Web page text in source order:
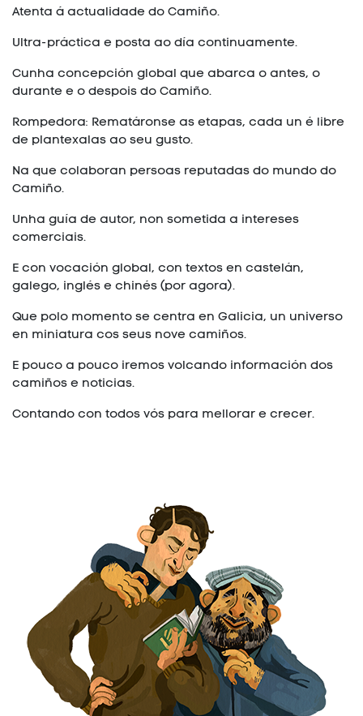
Atenta á actualidade do Camiño.
Ultra-práctica e posta ao día continuamente.
Cunha concepción global que abarca o antes, o
durante e o despois do Camiño.
Rompedora: Rematáronse as etapas, cada un é libre
de plantexalas ao seu gusto.
Na que colaboran persoas reputadas do mundo do
Camiño.
Unha guía de autor, non sometida a intereses
comerciais.
E con vocación global, con textos en castelán,
galego, inglés e chinés (por agora).
Que polo momento se centra en Galicia, un universo
en miniatura cos seus nove camiños.
E pouco a pouco iremos volcando información dos
camiños e noticias.
Contando con todos vós para mellorar e crecer.